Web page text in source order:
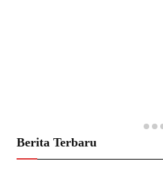
Berita Terbaru